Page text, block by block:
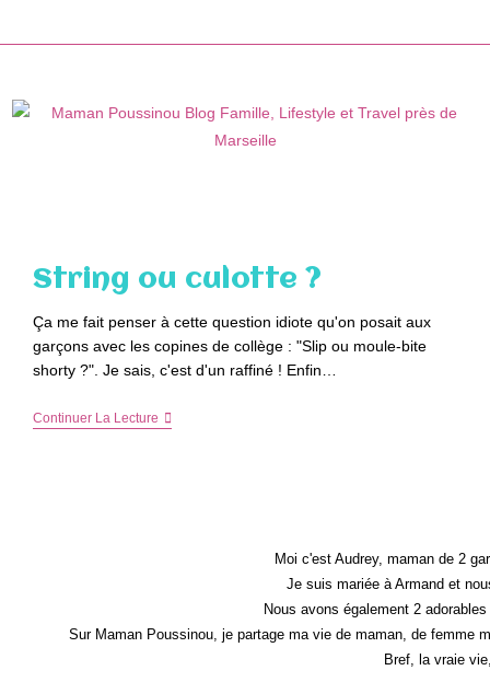
String ou culotte ?
Ça me fait penser à cette question idiote qu'on posait aux
garçons avec les copines de collège : "Slip ou moule-bite
shorty ?". Je sais, c'est d'un raffiné ! Enfin…
Continuer La LectureString
Moi c'est Audrey, maman de 2
Je suis mariée à Armand et
Nous avons également 2
Sur Maman Poussinou, je partage ma vie de maman, de femme
Bref, la vraie